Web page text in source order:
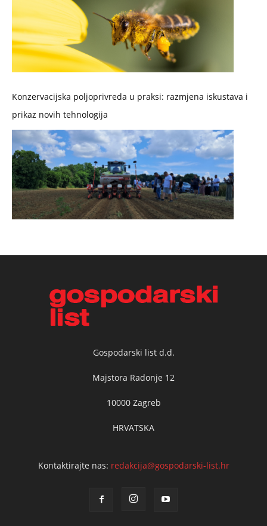
Konzervacijska poljoprivreda u praksi: razmjena iskustava i
prikaz novih tehnologija
Gospodarski list d.d.
Majstora Radonje 12
10000 Zagreb
HRVATSKA
Kontaktirajte nas: redakcija@gospodarski-list.hr